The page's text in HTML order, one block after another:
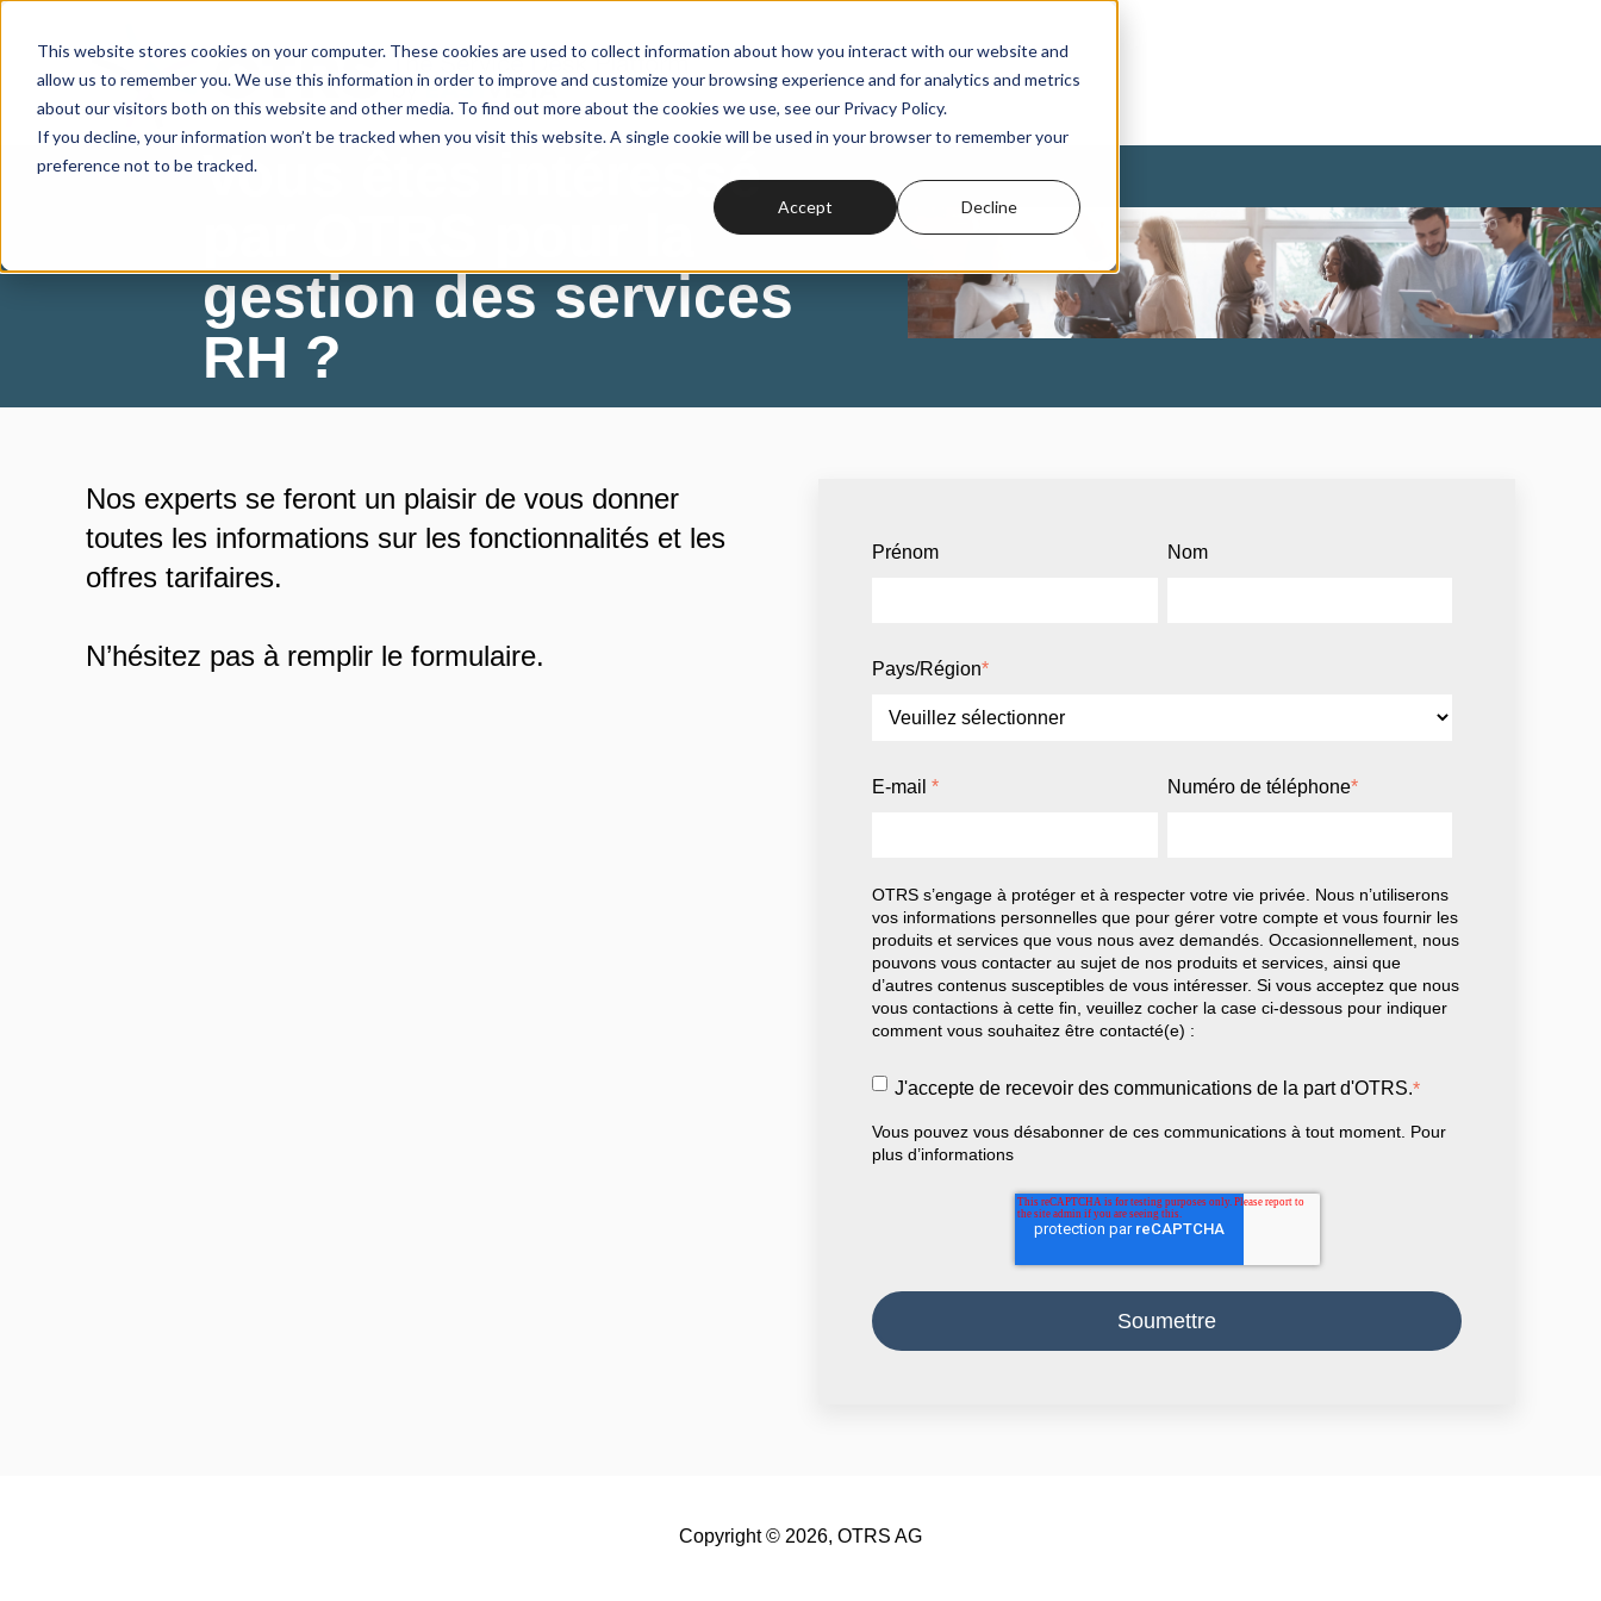
This website stores cookies on your computer. These cookies are used to collect information about how you interact with our website and
allow us to remember you. We use this information in order to improve and customize your browsing experience and for analytics and metrics
about our visitors both on this website and other media. To find out more about the cookies we use, see our Privacy Policy.
If you decline, your information won’t be tracked when you visit this website. A single cookie will be used in your browser to remember your
preference not to be tracked.
Accept Decline
Vous êtes intéressé
gestion des services
RH ?
Nos experts se feront un plaisir de vous donner
toutes les informations sur les fonctionnalités et les
offres tarifaires.
N’hésitez pas à remplir le formulaire.
Prénom Nom
Pays/Région*
E-mail* Numéro de téléphone*
OTRS s’engage à protéger et à respecter votre vie privée. Nous n’utiliserons
vos informations personnelles que pour gérer votre compte et vous fournir les
produits et services que vous nous avez demandés. Occasionnellement, nous
pouvons vous contacter au sujet de nos produits et services, ainsi que
d’autres contenus susceptibles de vous intéresser. Si vous acceptez que nous
vous contactions à cette fin, veuillez cocher la case ci-dessous pour indiquer
comment vous souhaitez être contacté(e) :
J'accepte de recevoir des communications de la part d'OTRS.*
Vous pouvez vous désabonner de ces communications à tout moment. Pour
plus d’informations
Copyright © 2026, OTRS AG